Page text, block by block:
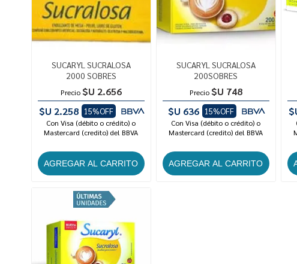
SUCARYL SUCRALOSA
2000 SOBRES
Precio $U 2.656
$U 2.258
15%OFF
Con Visa (débito o crédito) o
Mastercard (credito) del BBVA
SUCARYL SUCRALOSA
200SOBRES
Precio $U 748
$U 636
15%OFF
Con Visa (débito o crédito) o
Mastercard (credito) del BBVA